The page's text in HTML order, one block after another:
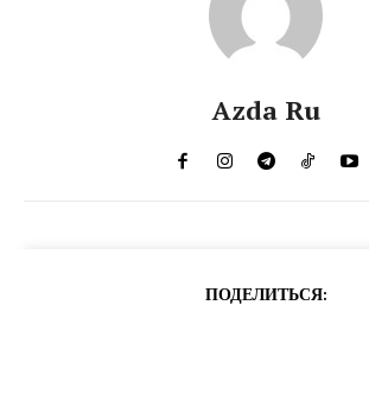
Azda Ru
ПОДЕЛИТЬСЯ: